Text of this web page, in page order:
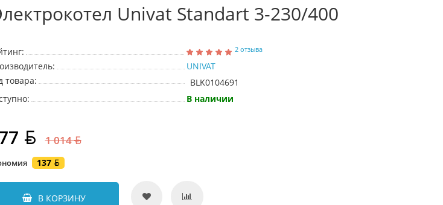
Univat Standart 3-230/400
2 отзыва
UNIVAT
товара:
BLK0104691
В наличии
1 014
137
В КОРЗИНУ